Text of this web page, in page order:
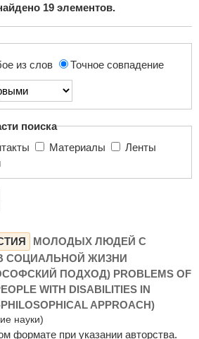
19 элементов.
из слов Точное совпадение
поиска
Материалы
МОЛОДЫХ ЛЮДЕЙ С
СОЦИАЛЬНОЙ ЖИЗНИ
ПОДХОД) PROBLEMS OF
WITH DISABILITIES IN
APPROACH)
науки)
формате при указании авторства.